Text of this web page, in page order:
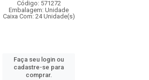
Código: 571272
Embalagem: Unidade
Caixa Com: 24 Unidade(s)
Faça seu login ou
cadastre-se para
comprar.